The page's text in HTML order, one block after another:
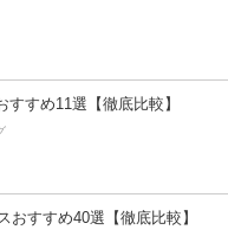
すめ11選【徹底比較】
おすすめ40選【徹底比較】